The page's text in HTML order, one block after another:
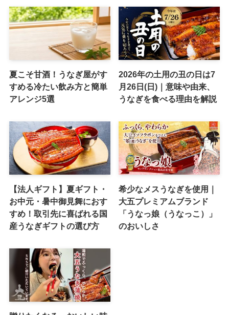
夏こそ甘酒！うなぎ屋がす
すめる冷たい飲み方と簡単
アレンジ5選
2026年の土用の丑の日は7
月26日(日)｜意味や由来、
うなぎを食べる理由を解説
【法人ギフト】夏ギフト・
お中元・暑中御見舞におす
すめ！取引先に喜ばれる国
産うなぎギフトの選び方
希少なメスうなぎを使用｜
大五プレミアムブランド
「うなっ娘（うなっこ）」
のおいしさ